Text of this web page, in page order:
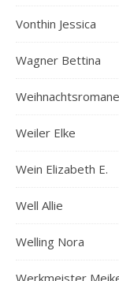
Vonthin Jessica
Wagner Bettina
Weihnachtsromane
Weiler Elke
Wein Elizabeth E.
Well Allie
Welling Nora
Werkmeister